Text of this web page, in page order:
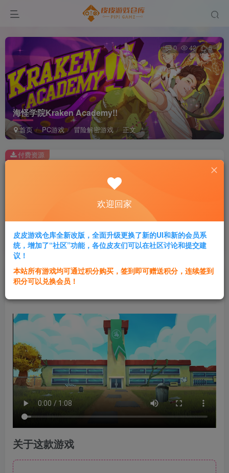
海怪学院Kraken Academy!!
首页 PC游戏 冒险解密游戏 正文
0 42 5
此内容为付费资源，请付费后查看
2积分
黄金会员免费 超级会员免费
登录购买
付费资源
群主1号
关于这款游戏
欢迎回家
皮皮游戏仓库全新改版，全面升级更换了新的UI和新的会员系
统，增加了“社区”功能，各位皮友们可以在社区讨论和提交建
议！
本站所有游戏均可通过积分购买，签到即可赠送积分，连续签到
积分可以兑换会员！